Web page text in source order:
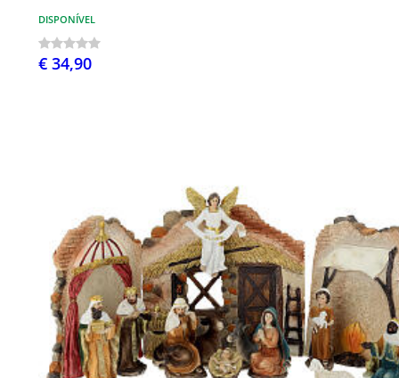
DISPONÍVEL
€ 34,90